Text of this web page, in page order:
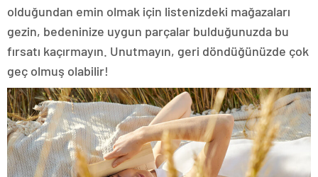
olduğundan emin olmak için listenizdeki mağazaları
gezin, bedeninize uygun parçalar bulduğunuzda bu
fırsatı kaçırmayın. Unutmayın, geri döndüğünüzde çok
geç olmuş olabilir!